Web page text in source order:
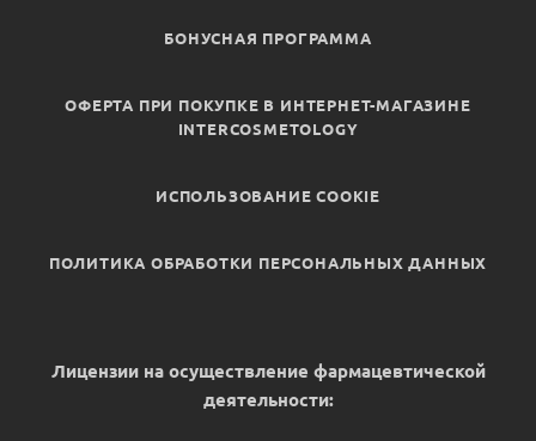
БОНУСНАЯ ПРОГРАММА
ОФЕРТА ПРИ ПОКУПКЕ В ИНТЕРНЕТ-МАГАЗИНЕ
INTERCOSMETOLOGY
ИСПОЛЬЗОВАНИЕ COOKIE
ПОЛИТИКА ОБРАБОТКИ ПЕРСОНАЛЬНЫХ ДАННЫХ
Лицензии на осуществление фармацевтической
деятельности: